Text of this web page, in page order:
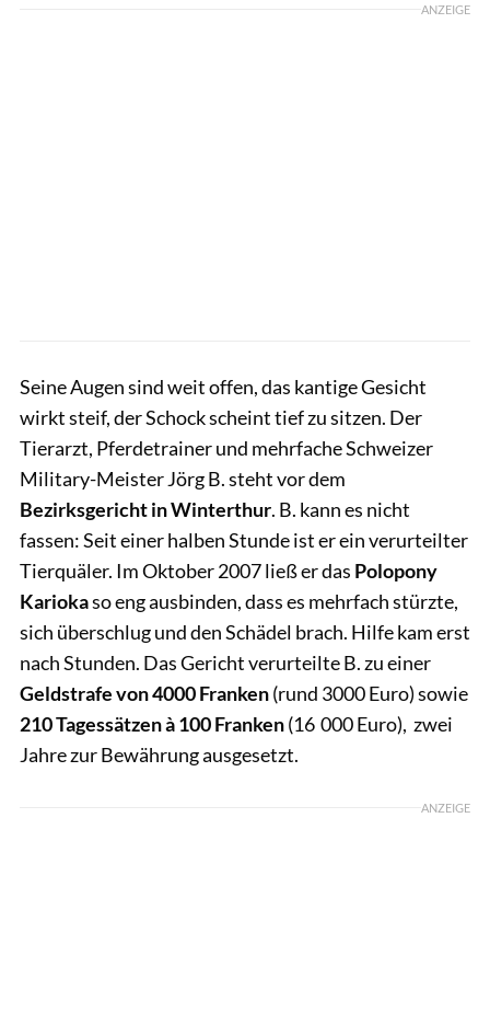
ANZEIGE
Seine Augen sind weit offen, das kantige Gesicht
wirkt steif, der Schock scheint tief zu sitzen. Der
Tierarzt, Pferdetrainer und mehrfache Schweizer
Military-Meister Jörg B. steht vor dem
Bezirksgericht in Winterthur. B. kann es nicht
fassen: Seit einer halben Stunde ist er ein verurteilter
Tierquäler. Im Oktober 2007 ließ er das Polopony
Kariokaso eng ausbinden, dass es mehrfach stürzte,
sich überschlug und den Schädel brach. Hilfe kam erst
nach Stunden. Das Gericht verurteilte B. zu einer
Geldstrafe von 4000 Franken(rund 3000 Euro) sowie
210 Tagessätzen à 100 Franken(16 000 Euro), zwei
Jahre zur Bewährung ausgesetzt.
ANZEIGE